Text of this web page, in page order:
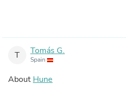
T Tomás G.
Spain
About Hune